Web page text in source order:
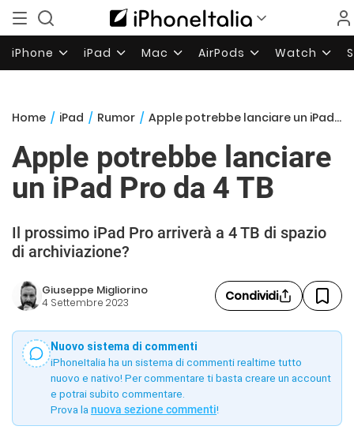
iPhone iPad Mac AirPods Watch
Home / iPad / Rumor / Apple potrebbe lanciare un iPad Pro da 4 TB
Apple potrebbe lanciare
un iPad Pro da 4 TB
Il prossimo iPad Pro arriverà a 4 TB di spazio
di archiviazione?
Giuseppe Migliorino
4 Settembre 2023 Condividi
Nuovo sistema di commenti
iPhoneItalia ha un sistema di commenti realtime tutto
nuovo e nativo! Per commentare ti basta creare un account
e potrai subito commentare.
Prova la nuova sezione commenti!